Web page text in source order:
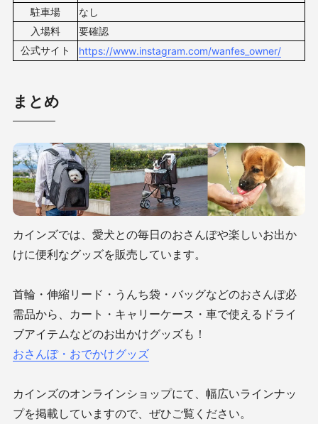
駐車場
なし
入場料
要確認
公式サイト
https://www.instagram.com/wanfes_owner/
まとめ
カインズでは、愛犬との毎日のおさんぽや楽しいお出か
けに便利なグッズを販売しています。
首輪・伸縮リード・うんち袋・バッグなどのおさんぽ必
需品から、カート・キャリーケース・車で使えるドライ
ブアイテムなどのお出かけグッズも！
おさんぽ・おでかけグッズ
カインズのオンラインショップにて、幅広いラインナッ
プを掲載していますので、ぜひご覧ください。